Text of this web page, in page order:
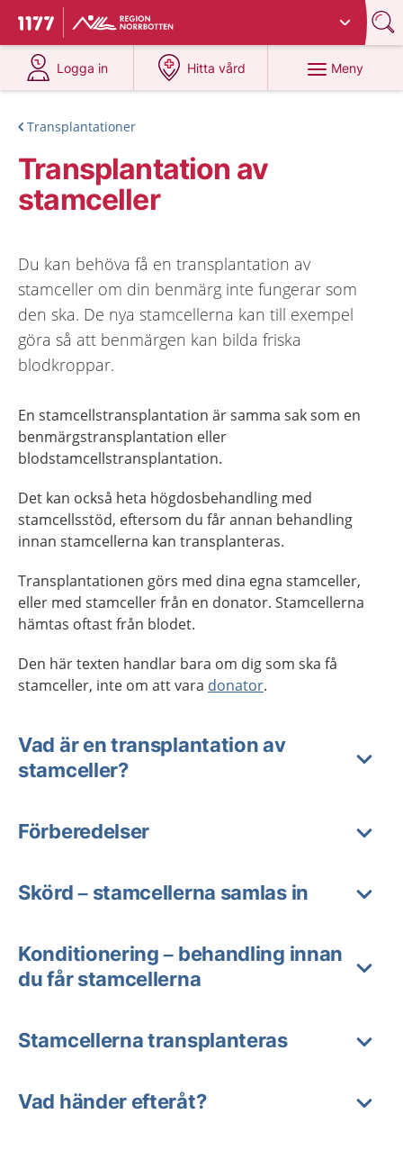
Till startsidan för 1177
Du har valt region
Logga in
på 1177.se
Hitta vård
på 1177.se
Meny
Transplantationer
Transplantation av
stamceller
Du kan behöva få en transplantation av
stamceller om din benmärg inte fungerar som
den ska. De nya stamcellerna kan till exempel
göra så att benmärgen kan bilda friska
blodkroppar.
En stamcellstransplantation är samma sak som en
benmärgstransplantation eller
blodstamcellstransplantation.
Det kan också heta högdosbehandling med
stamcellsstöd, eftersom du får annan behandling
innan stamcellerna kan transplanteras.
Transplantationen görs med dina egna stamceller,
eller med stamceller från en donator. Stamcellerna
hämtas oftast från blodet.
Den här texten handlar bara om dig som ska få
stamceller, inte om att vara donator.
Vad är en transplantation av
stamceller?
Förberedelser
Skörd – stamcellerna samlas in
Konditionering – behandling innan
du får stamcellerna
Stamcellerna transplanteras
Vad händer efteråt?